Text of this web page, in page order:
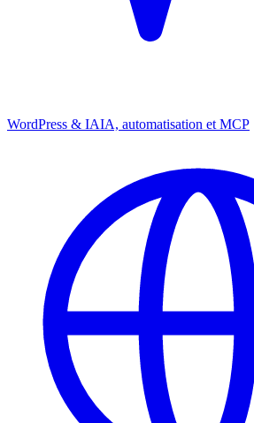
WordPress & IAIA, automatisation et MCP